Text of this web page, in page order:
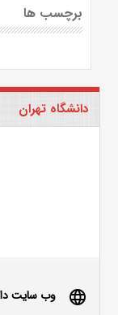
برچسب ها
دانشگاه تهران
language وب سایت